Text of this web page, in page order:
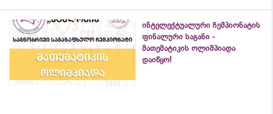
ინტელექტუალური ჩემპიონატის
ფინალური საგანი -
მათემატიკის ოლიმპიადა
დაიწყო!